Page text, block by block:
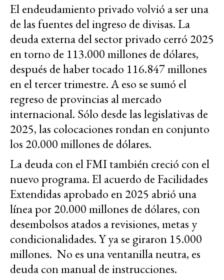
El endeudamiento privado volvió a ser una
de las fuentes del ingreso de divisas. La
deuda externa del sector privado cerró 2025
en torno de 113.000 millones de dólares,
después de haber tocado 116.847 millones
en el tercer trimestre. A eso se sumó el
regreso de provincias al mercado
internacional. Sólo desde las legislativas de
2025, las colocaciones rondan en conjunto
los 20.000 millones de dólares.
La deuda con el FMI también creció con el
nuevo programa.El acuerdo de Facilidades
Extendidas aprobado en 2025 abrió una
línea por 20.000 millones de dólares, con
desembolsos atados a revisiones, metas y
condicionalidades. Y ya se giraron 15.000
millones. No es una ventanilla neutra, es
deuda con manual de instrucciones.